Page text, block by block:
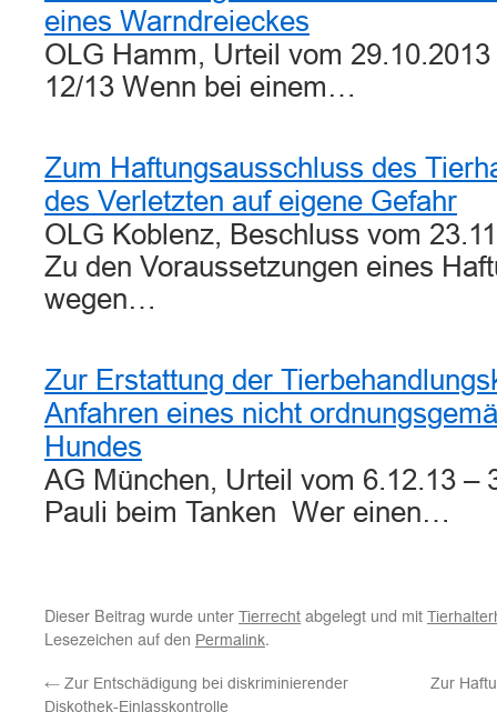
eines Warndreieckes
OLG Hamm, Urteil vom
12/13 Wenn bei einem…
Zum Haftungsausschluss des
des Verletzten auf eigene Gefahr
OLG Koblenz, Beschluss vom
Zu den Voraussetzungen eines
wegen…
Zur Erstattung der
Anfahren eines nicht
Hundes
AG München, Urteil vom 6.12.13 –
Pauli beim Tanken Wer einen…
Dieser Beitrag wurde unter Tierrecht abgelegt und mit
Lesezeichen auf den Permalink.
← Zur Entschädigung bei diskriminierender
Diskothek-Einlasskontrolle
Zur